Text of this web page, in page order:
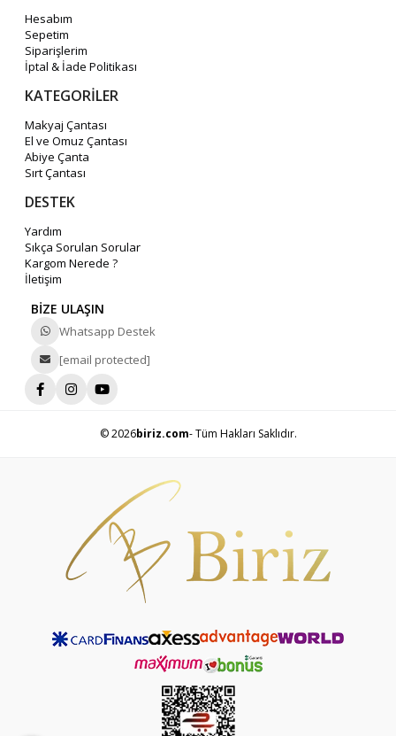
Hesabım
Sepetim
Siparişlerim
İptal & İade Politikası
KATEGORİLER
Makyaj Çantası
El ve Omuz Çantası
Abiye Çanta
Sırt Çantası
DESTEK
Yardım
Sıkça Sorulan Sorular
Kargom Nerede ?
İletişim
BİZE ULAŞIN
Whatsapp Destek
[email protected]
© 2026biriz.com- Tüm Hakları Saklıdır.